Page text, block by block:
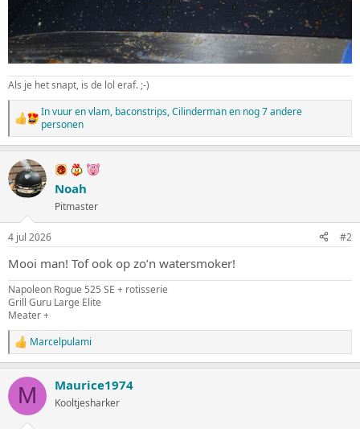
Als je het snapt, is de lol eraf. ;-)
W
a
a
r
d
e
r
n
g
e
n
:
In vuur en vlam, baconstrips,Cilindermanen nog 7 andere
personen
Noah
Pitmaster
4 jul 2026 #2
Mooi man! Tof ook op zo’n watersmoker!
Napoleon Rogue 525 SE + rotisserie
Grill Guru Large Elite
Meater +
W
a
r
e
Marcelpulami
M Maurice1974
Kooltjesharker